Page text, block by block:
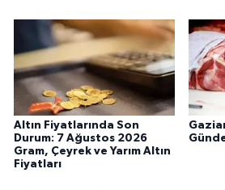
Altın Fiyatlarında Son
Durum: 7 Ağustos 2026
Gram, Çeyrek ve Yarım Altın
Fiyatları